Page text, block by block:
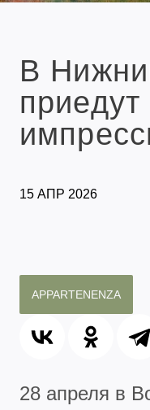
В
приедут
15 АПР 2026
APPARTENENZA
28 апреля в